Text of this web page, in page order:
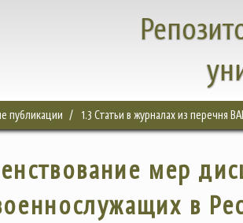
публикации 1.3 Статьи в журналах из перечня
мер
в